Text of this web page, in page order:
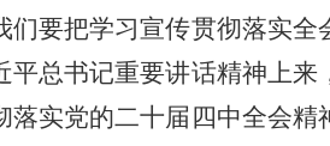
们要把学习宣传贯彻落实
平总书记重要讲话精神上
落实党的二十届四中全会